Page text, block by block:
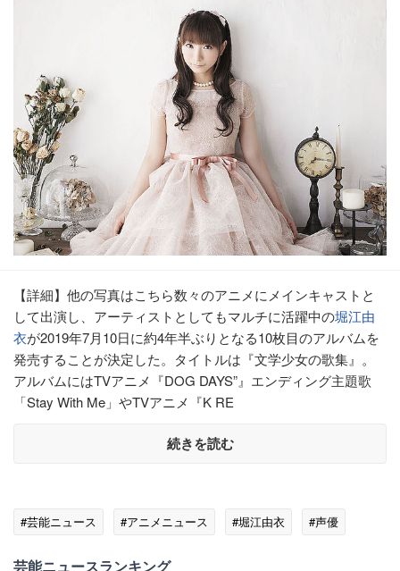
【詳細】他の写真はこちら数々のアニメにメインキャストと
して出演し、アーティストとしてもマルチに活躍中の堀江由
衣が2019年7月10日に約4年半ぶりとなる10枚目のアルバムを
発売することが決定した。タイトルは『文学少女の歌集』。
アルバムにはTVアニメ『DOG DAYS”』エンディング主題歌
「Stay With Me」やTVアニメ『K RE
続きを読む
#芸能ニュース #アニメニュース #堀江由衣 #声優
芸能ニュースランキング